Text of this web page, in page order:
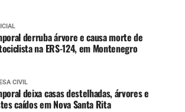
derruba árvore e causa morte de
na ERS-124, em Montenegro
CIVIL
deixa casas destelhadas, árvores e
caídos em Nova Santa Rita